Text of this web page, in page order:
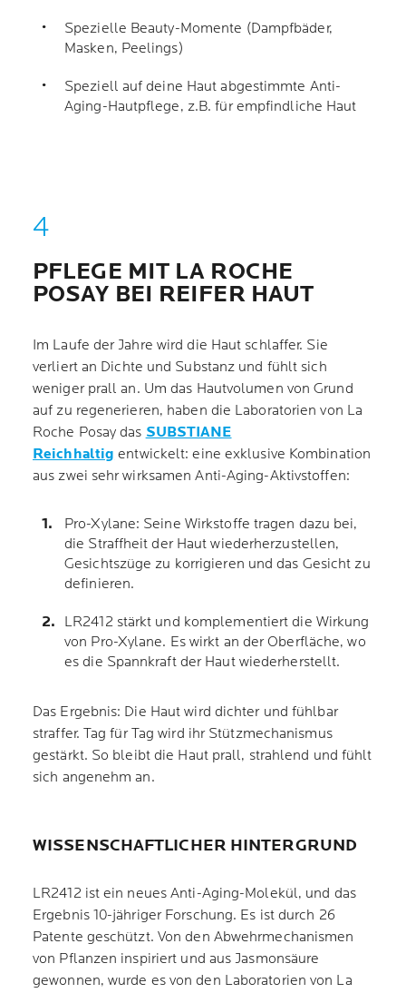
Spezielle Beauty-Momente (Dampfbäder,
Masken, Peelings)
Speziell auf deine Haut abgestimmte Anti-
Aging-Hautpflege, z.B. für empfindliche Haut
PFLEGE MIT LA ROCHE
POSAY BEI REIFER HAUT
Im Laufe der Jahre wird die Haut schlaffer. Sie
verliert an Dichte und Substanz und fühlt sich
weniger prall an. Um das Hautvolumen von Grund
auf zu regenerieren, haben die Laboratorien von La
Roche Posay das SUBSTIANE
Reichhaltig entwickelt: eine exklusive Kombination
aus zwei sehr wirksamen Anti-Aging-Aktivstoffen:
Pro-Xylane: Seine Wirkstoffe tragen dazu bei,
die Straffheit der Haut wiederherzustellen,
Gesichtszüge zu korrigieren und das Gesicht zu
definieren.
LR2412 stärkt und komplementiert die Wirkung
von Pro-Xylane. Es wirkt an der Oberfläche, wo
es die Spannkraft der Haut wiederherstellt.
Das Ergebnis: Die Haut wird dichter und fühlbar
straffer. Tag für Tag wird ihr Stützmechanismus
gestärkt. So bleibt die Haut prall, strahlend und fühlt
sich angenehm an.
WISSENSCHAFTLICHER HINTERGRUND
LR2412 ist ein neues Anti-Aging-Molekül, und das
Ergebnis 10-jähriger Forschung. Es ist durch 26
Patente geschützt. Von den Abwehrmechanismen
von Pflanzen inspiriert und aus Jasmonsäure
gewonnen, wurde es von den Laboratorien von La